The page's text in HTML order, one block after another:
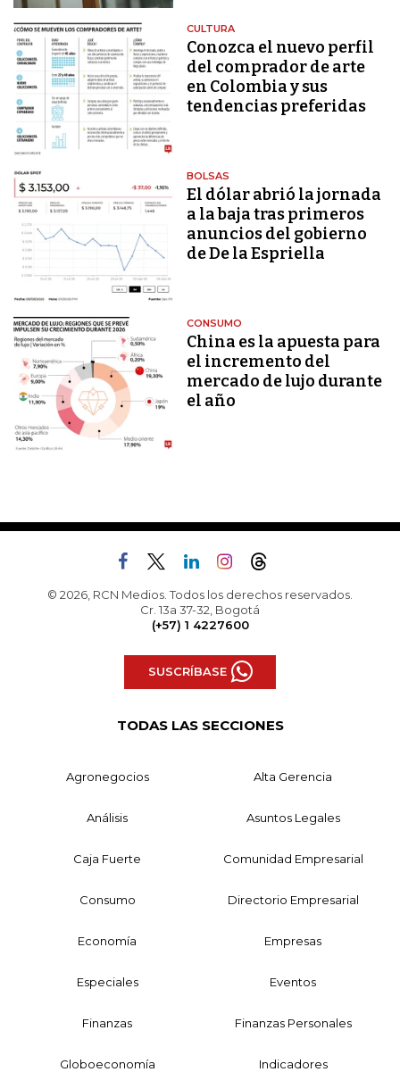
CULTURA
Conozca el nuevo perfil
del comprador de arte
en Colombia y sus
tendencias preferidas
BOLSAS
El dólar abrió la jornada
a la baja tras primeros
anuncios del gobierno
de De la Espriella
CONSUMO
China es la apuesta para
el incremento del
mercado de lujo durante
el año
© 2026, RCN Medios. Todos los derechos reservados.
Cr. 13a 37-32, Bogotá
(+57) 1 4227600
SUSCRÍBASE
TODAS LAS SECCIONES
Agronegocios Alta Gerencia
Análisis Asuntos Legales
Caja Fuerte Comunidad Empresarial
Consumo Directorio Empresarial
Economía Empresas
Especiales Eventos
Finanzas Finanzas Personales
Globoeconomía Indicadores